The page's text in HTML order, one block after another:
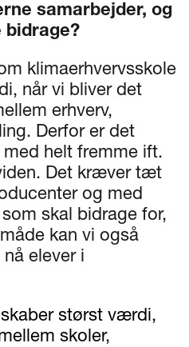
samarbejder, og
bidrage?
klimaerhvervsskole
når vi bliver det
erhverv,
Derfor er det
helt fremme ift.
Det kræver tæt
og med
skal bidrage for,
kan vi også
elever i
skaber størst værdi,
skoler,